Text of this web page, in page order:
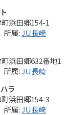
浜田郷154-1
JU長崎
浜田郷632番地1
JU長崎
ラ
浜田郷154-3
JU長崎